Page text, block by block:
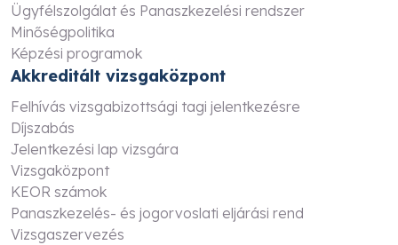
Ügyfélszolgálat és Panaszkezelési rendszer
Minőségpolitika
Képzési programok
Akkreditált vizsgaközpont
Felhívás vizsgabizottsági tagi jelentkezésre
Díjszabás
Jelentkezési lap vizsgára
Vizsgaközpont
KEOR számok
Panaszkezelés- és jogorvoslati eljárási rend
Vizsgaszervezés